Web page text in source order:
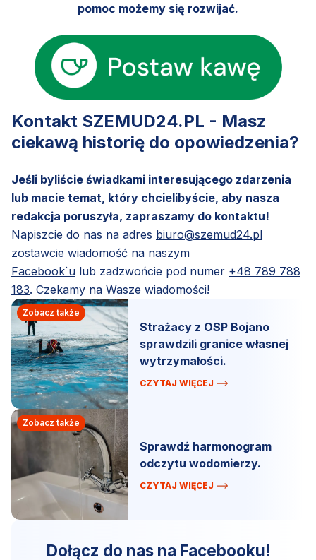
pomoc możemy się rozwijać.
Kontakt SZEMUD24.PL - Masz
ciekawą historię do opowiedzenia?
Jeśli byliście świadkami interesującego zdarzenia
lub macie temat, który chcielibyście, aby nasza
redakcja poruszyła, zapraszamy do kontaktu!
Napiszcie do nas na adres biuro@szemud24.pl
zostawcie wiadomość na naszym
Facebook`u lub zadzwońcie pod numer +48 789 788
183. Czekamy na Wasze wiadomości!
Zobacz także
Strażacy z OSP Bojano
sprawdzili granice własnej
wytrzymałości.
CZYTAJ WIĘCEJ
Zobacz także
Sprawdź harmonogram
odczytu wodomierzy.
CZYTAJ WIĘCEJ
Dołącz do nas na Facebooku!